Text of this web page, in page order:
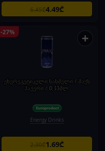
6.45₾4.49₾
-27% +
ენერეგეტიკული სასმელი / მაქს
პაუერი / 0,33მლ.
Energy Drinks
2.30₾1.69₾